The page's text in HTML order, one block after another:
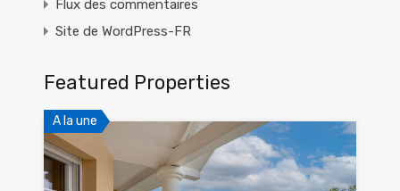
Flux des commentaires
Site de WordPress-FR
Featured Properties
A la une